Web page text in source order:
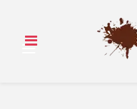
content